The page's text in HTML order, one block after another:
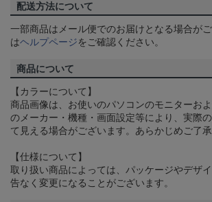
配送方法について
一部商品はメール便でのお届けとなる場合が
はヘルプページをご確認ください。
商品について
【カラーについて】
商品画像は、お使いのパソコンのモニターお
のメーカー・機種・画面設定等により、実際
て見える場合がございます。あらかじめご了承
【仕様について】
取り扱い商品によっては、パッケージやデザ
告なく変更になることがございます。